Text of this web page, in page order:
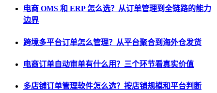
电商 OMS 和 ERP 怎么选？从订单管理到全链路的能力
边界
跨境多平台订单怎么管理？从平台聚合到海外仓发货
电商订单自动审单有什么用？三个环节看真实价值
多店铺订单管理软件怎么选？按店铺规模和平台判断